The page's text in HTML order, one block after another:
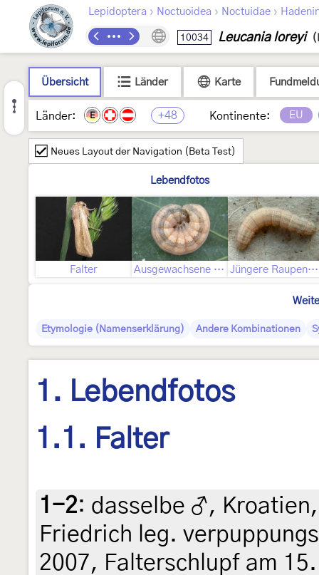
Lepidoptera › Noctuoidea › Noctuidae ›
10034 Leucania loreyi
Übersicht Länder Karte
Länder: E +48 Kontinente: EU
Neues Layout der Navigation (Beta Test)
Lebendfotos
Falter Ausgewachsene Raupe Jüngere Raupenstadien
Etymologie (Namenserklärung) Andere Kombinationen
1. Lebendfotos
1.1. Falter
1-2: dasselbe ♂,
Friedrich leg.
2007, Falterschlupf am